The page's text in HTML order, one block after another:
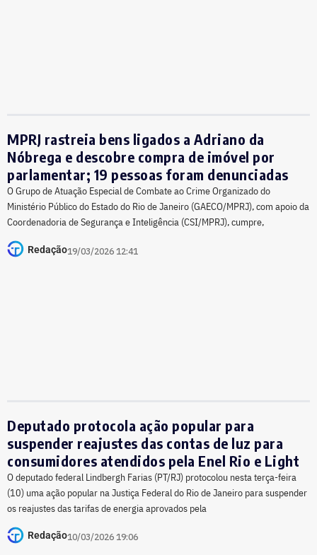
MPRJ rastreia bens ligados a Adriano da
Nóbrega e descobre compra de imóvel por
parlamentar; 19 pessoas foram denunciadas
O Grupo de Atuação Especial de Combate ao Crime Organizado do
Ministério Público do Estado do Rio de Janeiro (GAECO/MPRJ), com apoio da
Coordenadoria de Segurança e Inteligência (CSI/MPRJ), cumpre,
Redação19/03/2026 12:41
Deputado protocola ação popular para
suspender reajustes das contas de luz para
consumidores atendidos pela Enel Rio e Light
O deputado federal Lindbergh Farias (PT/RJ) protocolou nesta terça-feira
(10) uma ação popular na Justiça Federal do Rio de Janeiro para suspender
os reajustes das tarifas de energia aprovados pela
Redação10/03/2026 19:06